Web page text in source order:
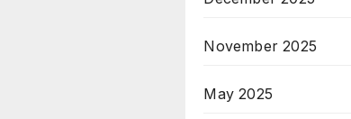
November 2025
May 2025